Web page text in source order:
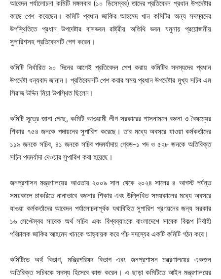
আবেদন পর্যালোচনা কমিটি মঙ্গলবার (১০ ডিসেম্বর) তাদের প্রতিবেদন প্রধান উপদেষ্টার
কাছে পেশ করেছেন। কমিটি প্রধান জাকির আহমেদ খান কমিটির অন্য সদস্যদের
উপস্থিতিতে প্রধান উপদেষ্টার বাসভবন রাষ্ট্রীয় অতিথি ভবন যমুনায় প্রয়োজনীয়
সুপারিশসহ প্রতিবেদনটি পেশ করেন।
কমিটি নির্ধারিত ৯০ দিনের আগেই প্রতিবেদন পেশ করায় কমিটির সদস্যদের প্রধান
উপদেষ্টা ধন্যবাদ জানান। প্রতিবেদনটি পেশ করার সময় প্রধান উপদেষ্টার মুখ্য সচিব এম
সিরাজ উদ্দিন মিয়া উপস্থিত ছিলেন।
কমিটি সূত্রে জানা গেছে, কমিটি আওয়ামী লীগ সরকারের শাসনামলে বঞ্চনা ও বৈষম্যের
শিকার ৭৫৪ জনকে পদায়নের সুপারিশ করেছে। তার মধ্যে অবসরে যাওয়া কর্মকর্তাদের
১১৯ জনকে সচিব, ৪১ জনকে সচিব পদমর্যাদায় গ্রেড-১ পদ ও ৫২৮ জনকে অতিরিক্ত
সচিব পদমর্যাদা দেওয়ার সুপারিশ করা হয়েছে।
জনপ্রশাসন মন্ত্রণালয়ের আওতায় ২০০৯ সাল থেকে ২০২৪ সালের ৪ আগস্ট পর্যন্ত
সময়কালে চাকরিতে নানাভাবে বঞ্চনার শিকার এবং উল্লিখিত সময়কালের মধ্যে অবসরে
যাওয়া কর্মকর্তাদের আবেদন পর্যালোচনাপূর্বক যথাবিহিত সুপারিশ প্রণয়নের জন্য সরকার
১৬ সেপ্টেম্বর সাবেক অর্থ সচিব এবং বিশ্বব্যাংকে বাংলাদেশে সাবেক বিকল্প নির্বাহী
পরিচালক জাকির আহমেদ খানকে আহ্বায়ক করে পাঁচ সদস্যের একটি কমিটি গঠন করে।
কমিটিতে অর্থ বিভাগ, মন্ত্রিপরিষদ বিভাগ এবং জনপ্রশাসন মন্ত্রণালয়ের একজন
অতিরিক্ত সচিবকে সদস্য হিসেবে কাজ করেন। এ ছাড়া কমিটিতে আইন মন্ত্রণালয়ের